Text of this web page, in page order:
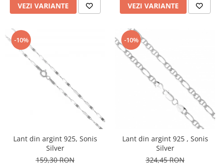
VEZI VARIANTE VEZI VARIANTE
-10%
Lant din argint 925, Sonis
Silver
159,30 RON
-10%
Lant din argint 925 , Sonis
Silver
324,45 RON